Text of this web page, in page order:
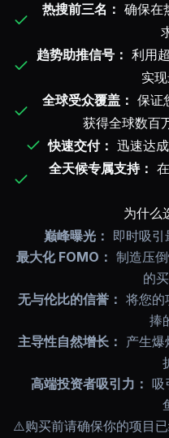
热搜前三名： 确保在
趋势助推信号： 利用
实现
全球受众覆盖： 保证
获得全球数百
快速交付： 迅速达
全天候专属支持：
为什么
巅峰曝光： 即时吸引
最大化 FOMO： 制造压
的
无与伦比的信誉： 将您的
捧
主导性自然增长： 产生爆
高端投资者吸引力： 吸
⚠️购买前请确保你的项目